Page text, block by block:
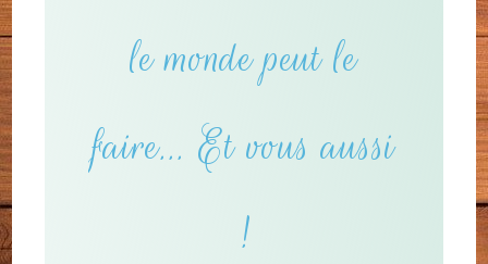
le monde peut le
faire... Et vous aussi
!